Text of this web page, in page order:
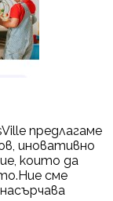
предлагаме
иновативно
които да
сме